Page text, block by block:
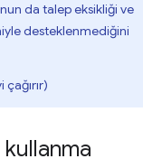
da talep eksikliği ve
desteklenmediğini
çağırır)